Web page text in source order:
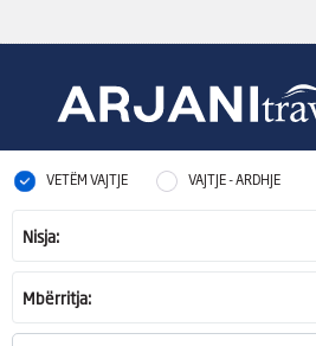
VETËM VAJTJE VAJTJE - ARDHJE
Nisja:
Mbërritja: